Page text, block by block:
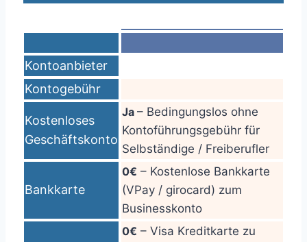
Kontoanbieter
Kontogebühr
Kostenloses
Geschäftskonto
Ja – Bedingungslos ohne
Kontoführungsgebühr für
Selbständige / Freiberufler
Bankkarte
0€ – Kostenlose Bankkarte
(VPay / girocard) zum
Businesskonto
0€ – Visa Kreditkarte zu